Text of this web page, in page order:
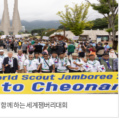
께 하는 세계잼버리대회